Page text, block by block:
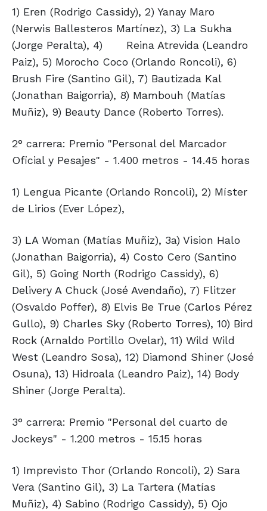
1) Eren (Rodrigo Cassidy), 2) Yanay Maro
(Nerwis Ballesteros Martínez), 3) La Sukha
(Jorge Peralta), 4)
Reina Atrevida (Leandro
Paiz), 5) Morocho Coco (Orlando Roncoli), 6)
Brush Fire (Santino Gil), 7) Bautizada Kal
(Jonathan Baigorria), 8) Mambouh (Matías
Muñiz), 9) Beauty Dance (Roberto Torres).
2° carrera: Premio "Personal del Marcador
Oficial y Pesajes" - 1.400 metros - 14.45 horas
1) Lengua Picante (Orlando Roncoli), 2) Míster
de Lirios (Ever López),
3) LA Woman (Matías Muñiz), 3a) Vision Halo
(Jonathan Baigorria), 4) Costo Cero (Santino
Gil), 5) Going North (Rodrigo Cassidy), 6)
Delivery A Chuck (José Avendaño), 7) Flitzer
(Osvaldo Poffer), 8) Elvis Be True (Carlos Pérez
Gullo), 9) Charles Sky (Roberto Torres), 10) Bird
Rock (Arnaldo Portillo Ovelar), 11) Wild Wild
West (Leandro Sosa), 12) Diamond Shiner (José
Osuna), 13) Hidroala (Leandro Paiz), 14) Body
Shiner (Jorge Peralta).
3° carrera: Premio "Personal del cuarto de
Jockeys" - 1.200 metros - 15.15 horas
1) Imprevisto Thor (Orlando Roncoli), 2) Sara
Vera (Santino Gil), 3) La Tartera (Matías
Muñiz), 4) Sabino (Rodrigo Cassidy), 5) Ojo